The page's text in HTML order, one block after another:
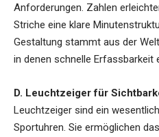
Anforderungen. Zahlen
Striche eine klare
Gestaltung stammt aus der
in denen schnelle Erfassbarkeit
D. Leuchtzeiger für
Leuchtzeiger sind ein
Sportuhren. Sie ermöglichen